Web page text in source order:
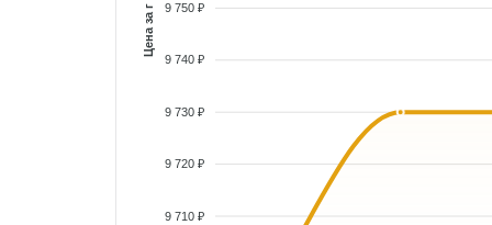
9 750 ₽
9 740 ₽
9 730 ₽
9 720 ₽
9 710 ₽
Цена за г